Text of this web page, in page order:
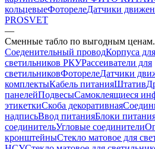
кольцевыеФоторелеДатчики
PROSVET
—
Сменные табло по выгодным ценам.
Соеденительный проводКорпуса
светильников РКУРассеиватели для
светильниковФоторелеДатчики
комплектыКабель питанияШтатив
панелейПодвесыСамоклеящиеся
этикеткиСкоба декоративная
надписьВвод питанияБлоки
соединительУгловые соединители
кронштейныСтекло матовое для